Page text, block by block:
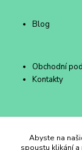
Blog
Obchodní
Kontakty
Duhový Ateliér
Abyste na
spoustu klikání a